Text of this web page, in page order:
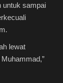
untuk sampai
lewat